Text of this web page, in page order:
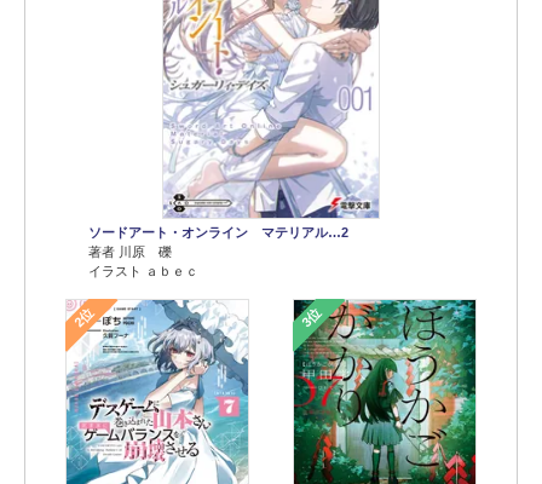
ソードアート・オンライン マテリアル…2
著者 川原 礫
イラスト ａｂｅｃ
2位 3位